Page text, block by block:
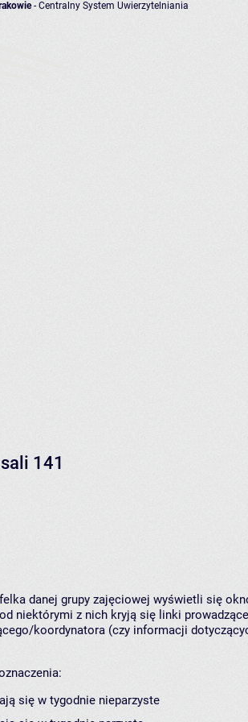
- Centralny System Uwierzytelniania
141
danej grupy zajęciowej wyświetli się
niektórymi z nich kryją się linki
koordynatora (czy informacji
się w tygodnie nieparzyste